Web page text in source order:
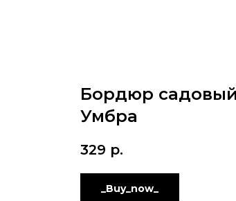
Бордюр садовый
Умбра
329 р.
_Buy_now_